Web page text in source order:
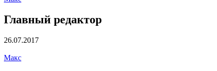
Главный редактор
26.07.2017
Макс